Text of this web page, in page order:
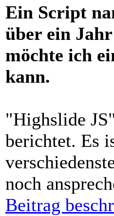
Ein Script
über ein
möchte ich
kann.
"Highslide
berichtet. Es
noch
Beitrag